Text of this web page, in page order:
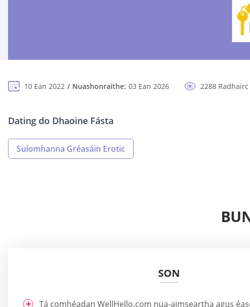
10 Ean 2022 Nuashonraithe: 03 Ean 2026 2288 Radhairc
Dating do Dhaoine Fásta
Suíomhanna Gréasáin Erotic
SON
Tá comhéadan WellHello.com nua-aimseartha agus